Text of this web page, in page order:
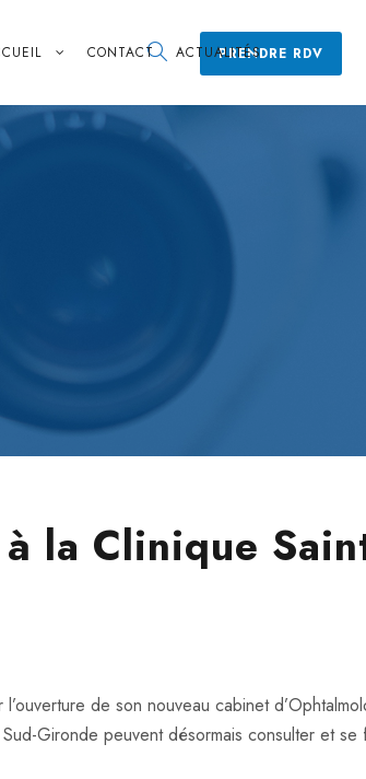
CONTACT ACTUALITÉSPRENDRE RDV
la Clinique
de son nouveau cabinet
Gironde peuvent désormais consulter et